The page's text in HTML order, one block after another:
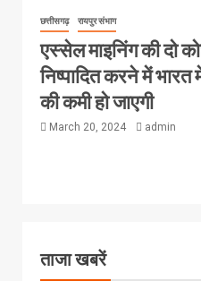
छत्तीसगढ़ रायपुर संभाग
एस्सेल माइनिंग की दो
निष्पादित करने में भारत
की कमी हो जाएगी
March 20, 2024 admin
ताजा खबरें